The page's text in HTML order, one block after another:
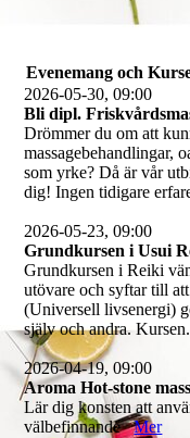
Evenemang och
2026-05-30, 09:00
Bli dipl.
Drömmer du om att
massagebehandlingar,
som yrke? Då är vår
dig! Ingen tidigare
2026-05-23, 09:00
Grundkursen i Usui
Grundkursen i Reiki
utövare och syftar till
(Universell livsenergi)
själv och andra.
2026-04-19, 09:00
Aroma Hot-stone
Lär dig konsten att
välbefinnandeMer